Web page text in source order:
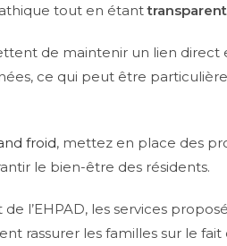
tout en étanttransparent
de maintenir un lien direct
ce qui peut être
froid, mettez en place des
le bien-être des résidents.
l’EHPAD, les services
rassurer les familles sur le